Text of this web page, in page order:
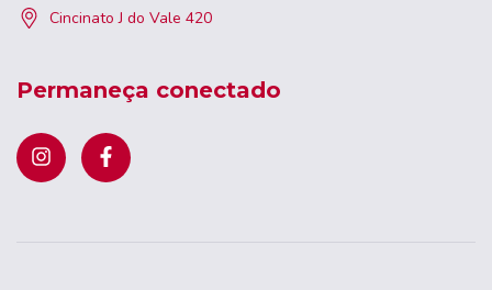
Cincinato J do Vale 420
Permaneça conectado